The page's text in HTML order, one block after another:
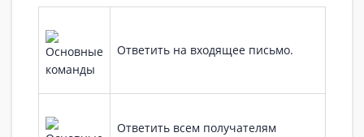
Ответить на входящее письмо.
Ответить всем получателям